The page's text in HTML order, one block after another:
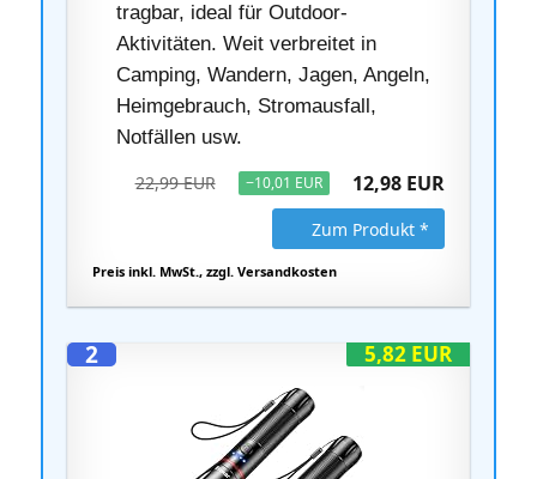
tragbar, ideal für Outdoor-
Aktivitäten. Weit verbreitet in
Camping, Wandern, Jagen, Angeln,
Heimgebrauch, Stromausfall,
Notfällen usw.
22,99 EUR −10,01 EUR 12,98 EUR
Zum Produkt *
Preis inkl. MwSt., zzgl. Versandkosten
5,82 EUR
2